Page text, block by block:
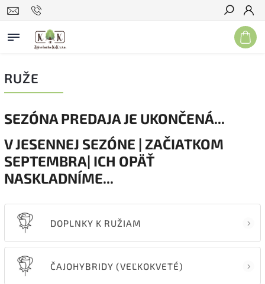
Hľadať
RUŽE
SEZÓNA PREDAJA JE UKONČENÁ...
V JESENNEJ SEZÓNE | ZAČIATKOM
SEPTEMBRA| ICH OPÄŤ
NASKLADNÍME...
DOPLNKY K RUŽIAM
ČAJOHYBRIDY (VEĽKOKVETÉ)